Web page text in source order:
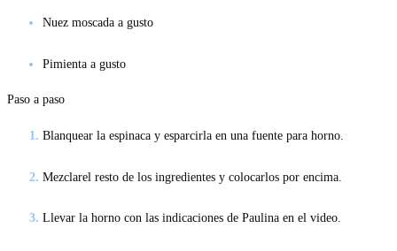
Nuez moscada a gusto
Pimienta a gusto
Paso a paso
Blanquear la espinaca y esparcirla en una fuente para horno.
Mezclarel resto de los ingredientes y colocarlos por encima.
Llevar la horno con las indicaciones de Paulina en el video.